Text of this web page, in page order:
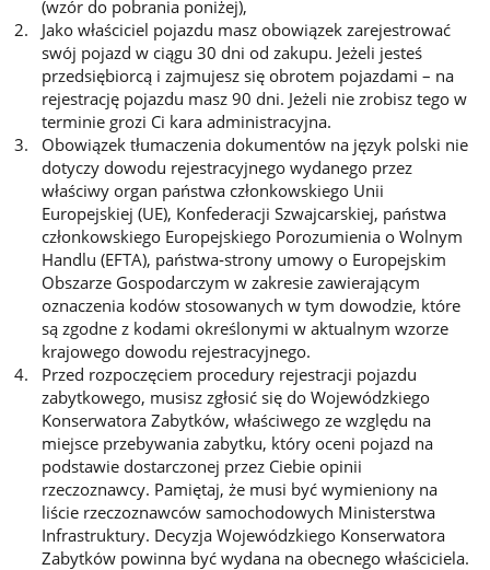
(wzór do pobrania poniżej),
Jako właściciel pojazdu masz obowiązek zarejestrować
swój pojazd w ciągu 30 dni od zakupu. Jeżeli jesteś
przedsiębiorcą i zajmujesz się obrotem pojazdami – na
rejestrację pojazdu masz 90 dni. Jeżeli nie zrobisz tego w
terminie grozi Ci kara administracyjna.
Obowiązek tłumaczenia dokumentów na język polski nie
dotyczy dowodu rejestracyjnego wydanego przez
właściwy organ państwa członkowskiego Unii
Europejskiej (UE), Konfederacji Szwajcarskiej, państwa
członkowskiego Europejskiego Porozumienia o Wolnym
Handlu (EFTA), państwa‑strony umowy o Europejskim
Obszarze Gospodarczym w zakresie zawierającym
oznaczenia kodów stosowanych w tym dowodzie, które
są zgodne z kodami określonymi w aktualnym wzorze
krajowego dowodu rejestracyjnego.
Przed rozpoczęciem procedury rejestracji pojazdu
zabytkowego, musisz zgłosić się do Wojewódzkiego
Konserwatora Zabytków, właściwego ze względu na
miejsce przebywania zabytku, który oceni pojazd na
podstawie dostarczonej przez Ciebie opinii
rzeczoznawcy. Pamiętaj, że musi być wymieniony na
liście rzeczoznawców samochodowych Ministerstwa
Infrastruktury. Decyzja Wojewódzkiego Konserwatora
Zabytków powinna być wydana na obecnego właściciela.